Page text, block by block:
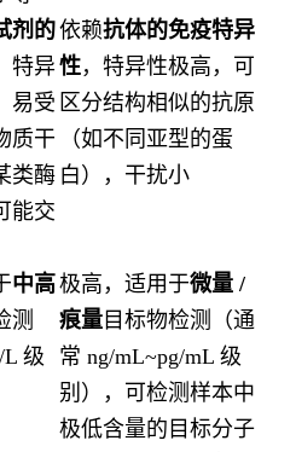
剂的
特异
易受
质干
类酶
能交
依赖抗体的免疫特异
性，特异性极高，可
区分结构相似的抗原
（如不同亚型的蛋
白），干扰小
中高
测
L 级
极高，适用于微量 /
痕量 目标物检测（通
常 ng/mL~pg/mL 级
别），可检测样本中
极低含量的目标分子